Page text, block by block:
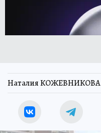
Наталия КОЖЕВНИКОВА